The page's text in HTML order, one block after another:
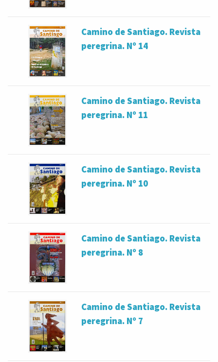
Camino de Santiago. Revista
peregrina. Nº 14
Camino de Santiago. Revista
peregrina. Nº 11
Camino de Santiago. Revista
peregrina. Nº 10
Camino de Santiago. Revista
peregrina. Nº 8
Camino de Santiago. Revista
peregrina. Nº 7